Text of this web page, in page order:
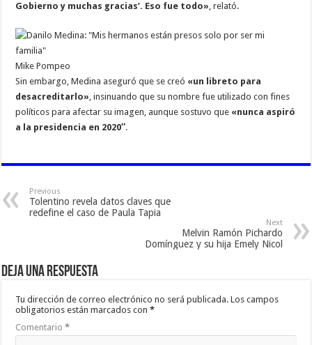
Gobierno y muchas gracias’. Eso fue todo», relató.
Mike Pompeo
Sin embargo, Medina aseguró que se creó «un libreto para
desacreditarlo», insinuando que su nombre fue utilizado con fines
políticos para afectar su imagen, aunque sostuvo que «nunca aspiró
a la presidencia en 2020″.
Previous
Tolentino revela datos claves que
redefine el caso de Paula Tapia
Next
Melvin Ramón Pichardo
Domínguez y su hija Emely Nicol
Deja una respuesta
Tu dirección de correo electrónico no será publicada. Los campos
obligatorios están marcados con*
Comentario*